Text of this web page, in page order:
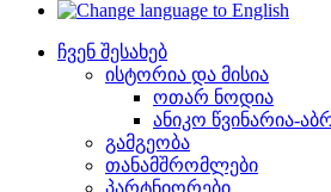
ჩვენ შესახებ
ისტორია და მისია
ოთარ ნოდია
ანიკო წვინარია-
გამგეობა
თანამშრომლები
პარტნიორები